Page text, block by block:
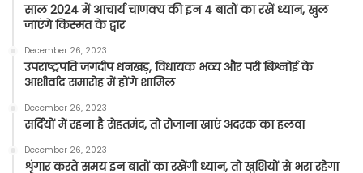
साल 2024 में आचार्य चाणक्य की इन 4 बातों का रखें ध्यान, खुल
जाएंगे किस्मत के द्वार
December 26, 2023
उपराष्ट्रपति जगदीप धनखड़, विधायक भव्य और परी बिश्नोई के
आशीर्वाद समारोह में होंगे शामिल
December 26, 2023
सर्दियों में रहना है सेहतमंद, तो रोजाना खाएं अदरक का हलवा
December 26, 2023
शृंगार करते समय इन बातों का रखेंगी ध्यान, तो खुशियों से भरा रहेगा